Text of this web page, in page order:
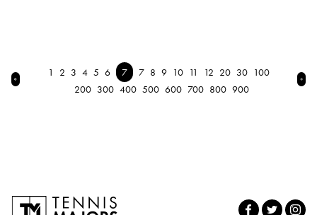
← Previous
1 2 3 4 5 6 7 7 8 9 10 11 12 20 30 100
200 300 400 500 600 700 800 900